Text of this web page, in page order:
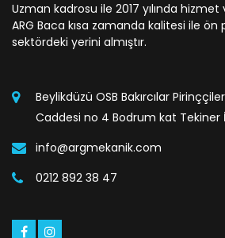
Uzman kadrosu ile 2017 yılında
ARG Baca kısa zamanda kalitesi ile ön
sektördeki yerini almıştır.
Beylikdüzü OSB Bakırcılar
Caddesi no 4 Bodrum kat Tekiner
info@argmekanik.com
0212 892 38 47